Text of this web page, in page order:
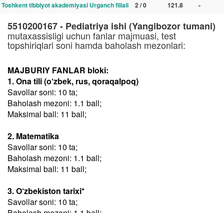
Toshkent tibbiyot akademiyasi Urganch filiali 2 / 0 121.8 -
5510200167 - Pediatriya ishi (Yangibozor tumani)
mutaxassisligi uchun fanlar majmuasi, test
topshiriqlari soni hamda baholash mezonlari:
MAJBURIY FANLAR bloki:
1. Ona tili (o‘zbek, rus, qoraqalpoq)
Savollar soni: 10 ta;
Baholash mezoni: 1.1 ball;
Maksimal ball: 11 ball;
2. Matematika
Savollar soni: 10 ta;
Baholash mezoni: 1.1 ball;
Maksimal ball: 11 ball;
3. O‘zbekiston tarixi*
Savollar soni: 10 ta;